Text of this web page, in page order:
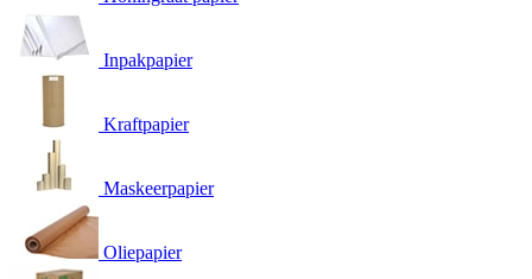
Inpakpapier
Kraftpapier
Maskeerpapier
Oliepapier